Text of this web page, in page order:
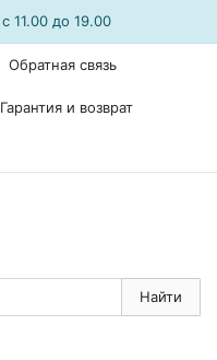
с 11.00 до 19.00
Обратная связь
Гарантия и возврат
Найти